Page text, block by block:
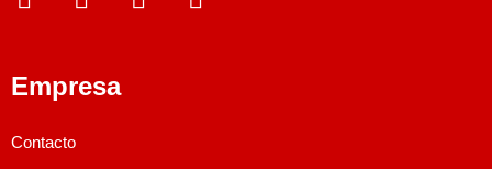
Empresa
Contacto